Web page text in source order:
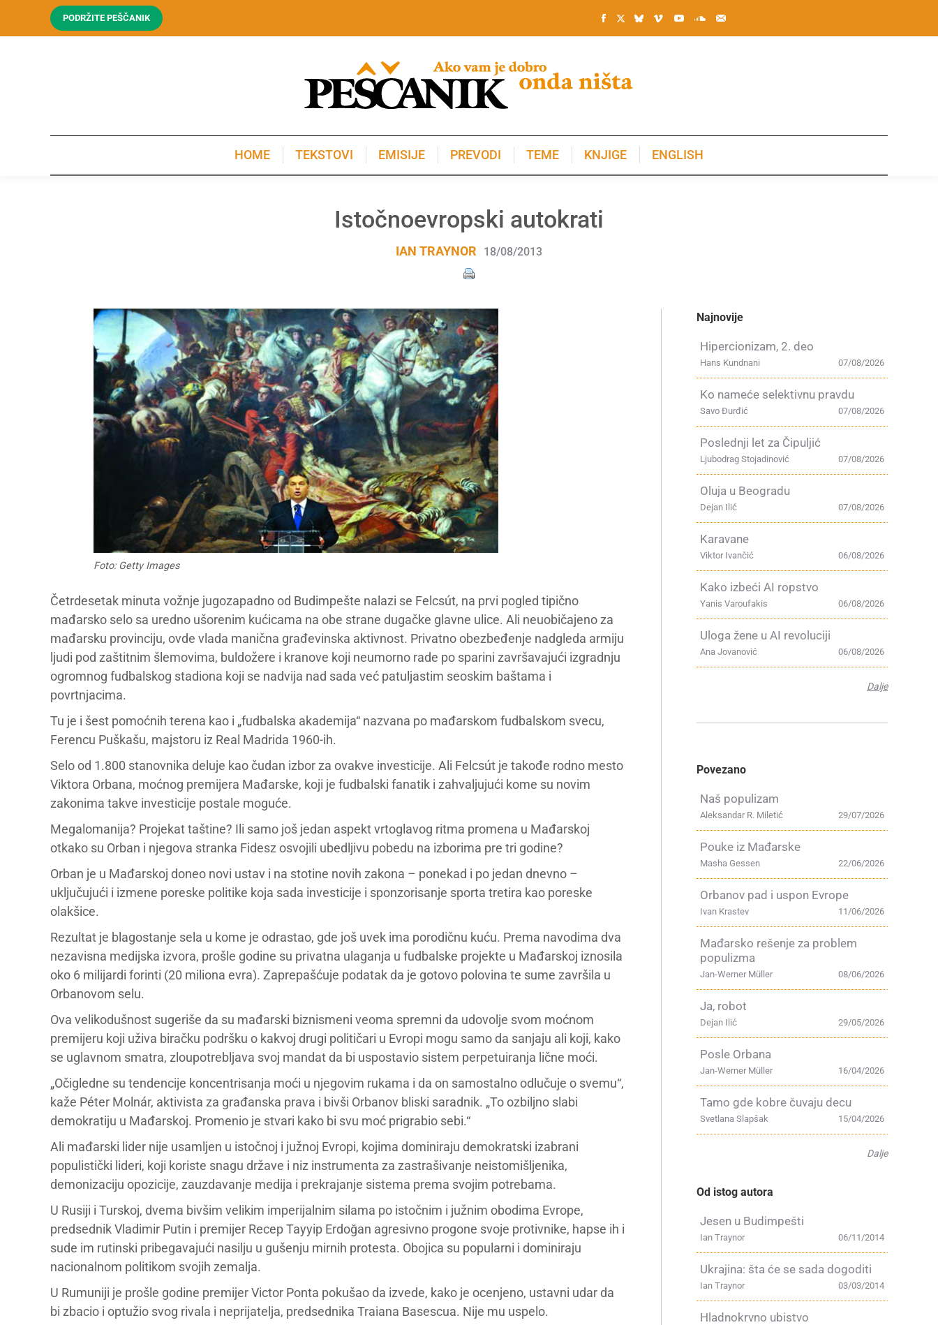
PODRŽITE PEŠČANIK
HOME TEKSTOVI EMISIJE PREVODI TEME KNJIGE ENGLISH
Istočnoevropski autokrati
IAN TRAYNOR 18/08/2013
Foto: Getty Images
Četrdesetak minuta vožnje jugozapadno od Budimpešte nalazi se Felcsút, na prvi pogled tipično
mađarsko selo sa uredno ušorenim kućicama na obe strane dugačke glavne ulice. Ali neuobičajeno za
mađarsku provinciju, ovde vlada manična građevinska aktivnost. Privatno obezbeđenje nadgleda armiju
ljudi pod zaštitnim šlemovima, buldožere i kranove koji neumorno rade po sparini završavajući izgradnju
ogromnog fudbalskog stadiona koji se nadvija nad sada već patuljastim seoskim baštama i
povrtnjacima.
Tu je i šest pomoćnih terena kao i „fudbalska akademija“ nazvana po mađarskom fudbalskom svecu,
Ferencu Puškašu, majstoru iz Real Madrida 1960-ih.
Selo od 1.800 stanovnika deluje kao čudan izbor za ovakve investicije. Ali Felcsút je takođe rodno mesto
Viktora Orbana, moćnog premijera Mađarske, koji je fudbalski fanatik i zahvaljujući kome su novim
zakonima takve investicije postale moguće.
Megalomanija? Projekat taštine? Ili samo još jedan aspekt vrtoglavog ritma promena u Mađarskoj
otkako su Orban i njegova stranka Fidesz osvojili ubedljivu pobedu na izborima pre tri godine?
Orban je u Mađarskoj doneo novi ustav i na stotine novih zakona – ponekad i po jedan dnevno –
uključujući i izmene poreske politike koja sada investicije i sponzorisanje sporta tretira kao poreske
olakšice.
Rezultat je blagostanje sela u kome je odrastao, gde još uvek ima porodičnu kuću. Prema navodima dva
nezavisna medijska izvora, prošle godine su privatna ulaganja u fudbalske projekte u Mađarskoj iznosila
oko 6 milijardi forinti (20 miliona evra). Zaprepašćuje podatak da je gotovo polovina te sume završila u
Orbanovom selu.
Ova velikodušnost sugeriše da su mađarski biznismeni veoma spremni da udovolje svom moćnom
premijeru koji uživa biračku podršku o kakvoj drugi političari u Evropi mogu samo da sanjaju ali koji, kako
se uglavnom smatra, zloupotrebljava svoj mandat da bi uspostavio sistem perpetuiranja lične moći.
„Očigledne su tendencije koncentrisanja moći u njegovim rukama i da on samostalno odlučuje o svemu“,
kaže Péter Molnár, aktivista za građanska prava i bivši Orbanov bliski saradnik. „To ozbiljno slabi
demokratiju u Mađarskoj. Promenio je stvari kako bi svu moć prigrabio sebi.“
Ali mađarski lider nije usamljen u istočnoj i južnoj Evropi, kojima dominiraju demokratski izabrani
populistički lideri, koji koriste snagu države i niz instrumenta za zastrašivanje neistomišljenika,
demonizaciju opozicije, zauzdavanje medija i prekrajanje sistema prema svojim potrebama.
U Rusiji i Turskoj, dvema bivšim velikim imperijalnim silama po istočnim i južnim obodima Evrope,
predsednik Vladimir Putin i premijer Recep Tayyip Erdoğan agresivno progone svoje protivnike, hapse ih i
sude im rutinski pribegavajući nasilju u gušenju mirnih protesta. Obojica su popularni i dominiraju
nacionalnom politikom svojih zemalja.
U Rumuniji je prošle godine premijer Victor Ponta pokušao da izvede, kako je ocenjeno, ustavni udar da
bi zbacio i optužio svog rivala i neprijatelja, predsednika Traiana Basescua. Nije mu uspelo.
Najnovije
Hipercionizam, 2. deo
07/08/2026
Hans Kundnani
Ko nameće selektivnu pravdu
07/08/2026
Savo Đurđić
Poslednji let za Čipuljić
07/08/2026
Ljubodrag Stojadinović
Oluja u Beogradu
07/08/2026
Dejan Ilić
Karavane
06/08/2026
Viktor Ivančić
Kako izbeći AI ropstvo
06/08/2026
Yanis Varoufakis
Uloga žene u AI revoluciji
06/08/2026
Ana Jovanović
Dalje
Povezano
Naš populizam
29/07/2026
Aleksandar R. Miletić
Pouke iz Mađarske
22/06/2026
Masha Gessen
Orbanov pad i uspon Evrope
11/06/2026
Ivan Krastev
Mađarsko rešenje za problem
populizma
08/06/2026
Jan-Werner Müller
Ja, robot
29/05/2026
Dejan Ilić
Posle Orbana
16/04/2026
Jan-Werner Müller
Tamo gde kobre čuvaju decu
15/04/2026
Svetlana Slapšak
Dalje
Od istog autora
Jesen u Budimpešti
06/11/2014
Ian Traynor
Ukrajina: šta će se sada dogoditi
03/03/2014
Ian Traynor
Hladnokrvno ubistvo
KNJIGE ENGLISH